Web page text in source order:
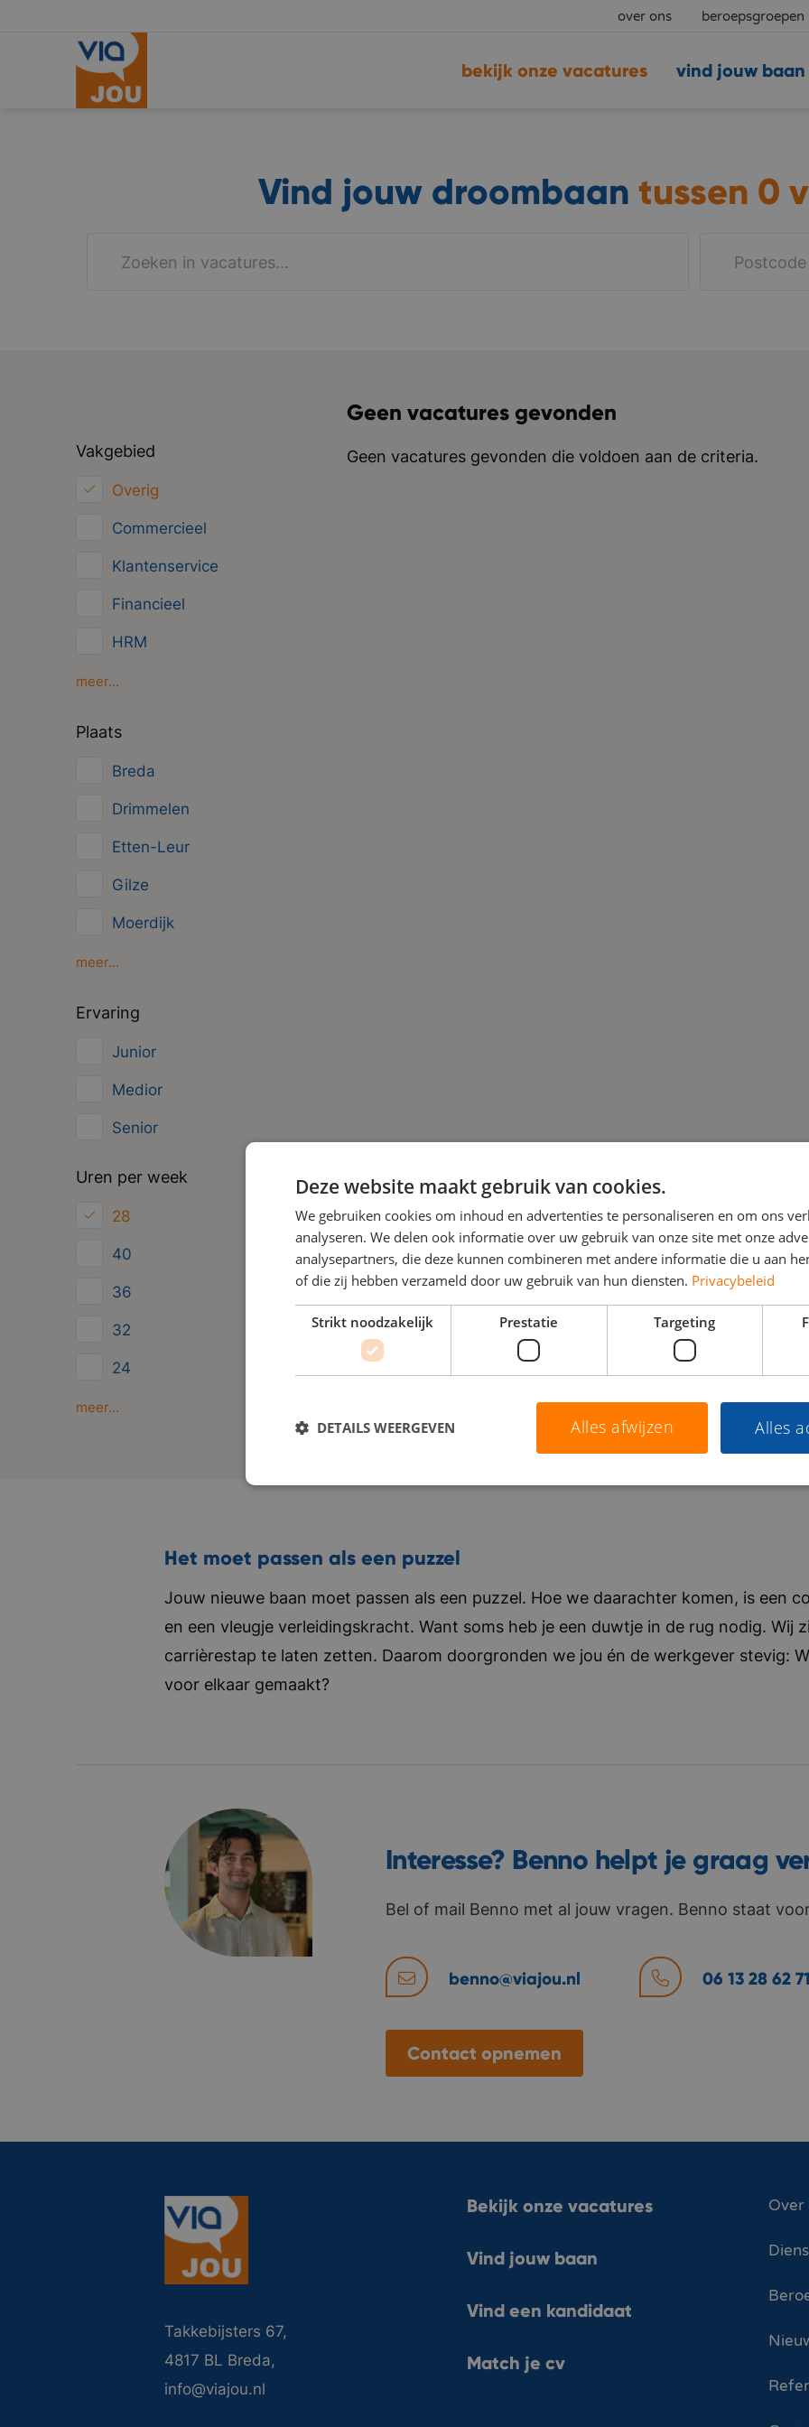
over ons beroepsgroepen
vind jouw baan
bekijk onze vacatures
Vind jouw droombaan tussen 0
Vakgebied
Overig
Commercieel
Klantenservice
Financieel
HRM
Inkoop/Logistiek
meer...
Plaats
Breda
Drimmelen
Etten-Leur
Gilze
Moerdijk
Oosterhout
meer...
Ervaring
Junior
Medior
Senior
Uren per week
28
40
36
32
24
Minder dan 24
meer...
Geen vacatures gevonden
Geen vacatures gevonden die voldoen aan de criteria.
Het moet passen als een puzzel
Jouw nieuwe baan moet passen als een puzzel. Hoe we daarachter komen, is een
en een vleugje verleidingskracht. Want soms heb je een duwtje in de rug nodig. Wij
carrièrestap te laten zetten. Daarom doorgronden we jou én de werkgever stevig:
voor elkaar gemaakt?
Interesse? Benno helpt je graag
Bel of mail Benno met al jouw vragen. Benno staat
benno@viajou.nl 06 13 28 62
Contact opnemen
Takkebijsters 67,
4817 BL Breda,
info@viajou.nl
Bekijk onze vacatures
Vind jouw baan
Vind een kandidaat
Match je cv
Over
Deze website maakt gebruik van cookies.
We gebruiken cookies om inhoud en advertenties te personaliseren en om ons
analyseren. We delen ook informatie over uw gebruik van onze site met onze
analysepartners, die deze kunnen combineren met andere informatie die u aan
of die zij hebben verzameld door uw gebruik van hun diensten. Privacybeleid
Strikt noodzakelijk Prestatie Targeting
Alles
Alles afwijzen
DETAILS WEERGEVEN